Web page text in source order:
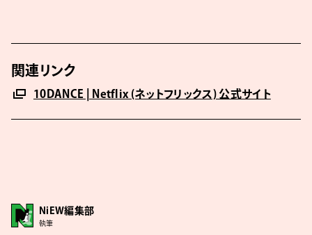
関連リンク
10DANCE | Netflix ( ネ ッ ト フ リ ッ ク ス ) 公 式サ イ ト
NiEW編集部
執筆